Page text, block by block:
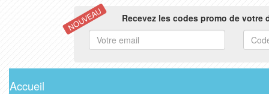
NOUVEAU Recevez les codes promo de votre
Accueil